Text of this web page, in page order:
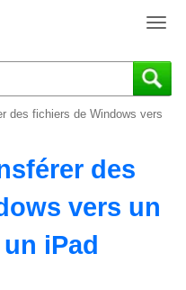
T
g
g
i
des fichiers de Windows vers
des
vers un
iPad